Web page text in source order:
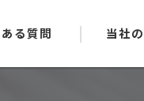
る質問 当社